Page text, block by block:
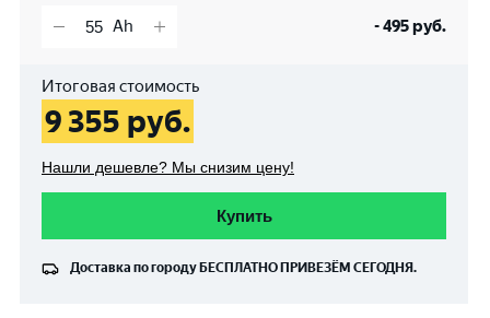
-495руб.
Итоговая стоимость
9 355 руб.
Нашли дешевле? Мы снизим цену!
Купить
Доставка по городу БЕСПЛАТНО ПРИВЕЗЁМ СЕГОДНЯ.